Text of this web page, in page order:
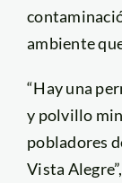
ambiente
“Hay una
y polvillo
pobladores
Vista